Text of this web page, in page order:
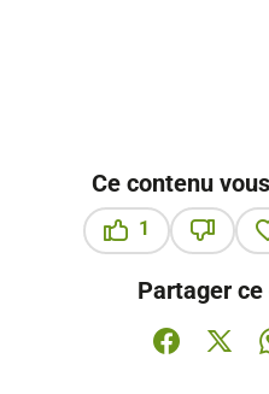
Ce contenu
1
Partager
Partager